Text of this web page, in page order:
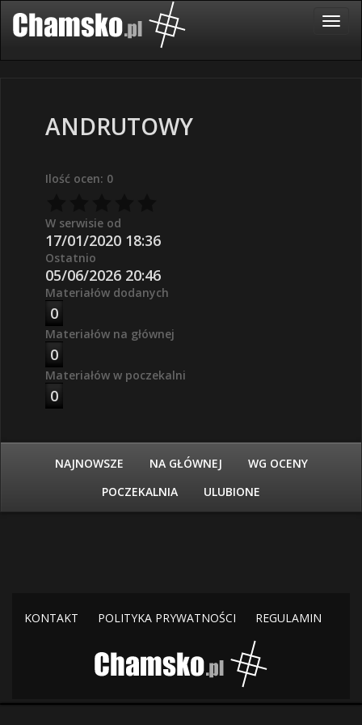
ANDRUTOWY
Ilość ocen: 0
W serwisie od
17/01/2020 18:36
Ostatnio
05/06/2026 20:46
Materiałów dodanych
0
Materiałów na głównej
0
Materiałów w poczekalni
0
NAJNOWSZE NA GŁÓWNEJ
WG OCENY
POCZEKALNIA
ULUBIONE
KONTAKT POLITYKA PRYWATNOŚCI REGULAMIN